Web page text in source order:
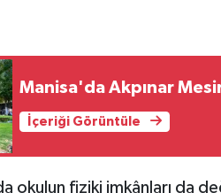
Manisa'da Akpınar
İçeriği Görüntüle
okulun fiziki imkânları da